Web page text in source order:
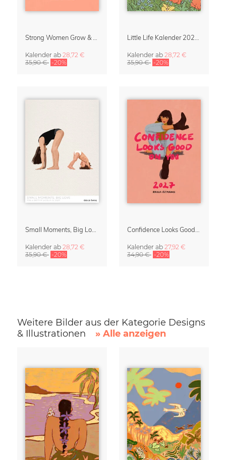
Strong Women Grow & Bloom Kalender 2027
Kalender ab 28,72 €
35,90 € -20%
Little Life Kalender 2027 von Simone Goder
Kalender ab 28,72 €
35,90 € -20%
Small Moments, Big Love – Mutterschaftskalender von Giselle Dekel
Kalender ab 28,72 €
35,90 € -20%
Confidence Looks Good On You Kalender 2027
Kalender ab 27,92 €
34,90 € -20%
Weitere Bilder aus der Kategorie Designs
& Illustrationen
» Alle anzeigen